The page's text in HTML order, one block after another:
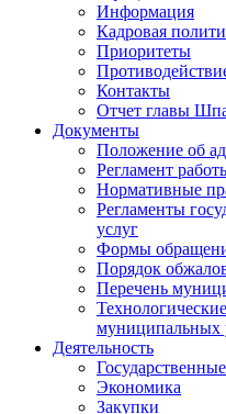
Информация
Кадровая
Приоритеты
Контакты
Отчет главы
Документы
Положение об
Регламент
Нормативные
Регламенты
услуг
Формы
Порядок
Перечень
муниципальных
Деятельность
Экономика
Закупки